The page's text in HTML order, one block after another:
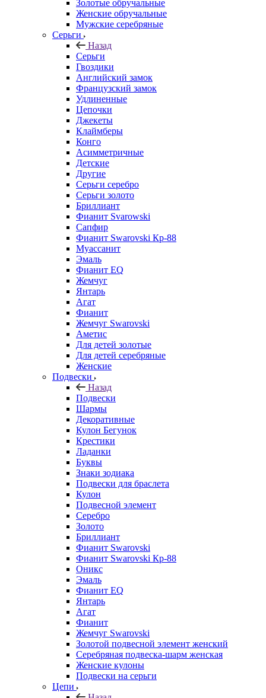
Золотые обручальные
Женские обручальные
Мужские серебряные
Серьги
Назад
Серьги
Гвоздики
Английский замок
Французский замок
Удлиненные
Цепочки
Джекеты
Клаймберы
Конго
Асимметричные
Детские
Другие
Серьги серебро
Серьги золото
Бриллиант
Фианит Svarowski
Сапфир
Фианит Swarovski Кр-88
Муассанит
Эмаль
Фианит EQ
Жемчуг
Янтарь
Агат
Фианит
Жемчуг Swarovski
Аметис
Для детей золотые
Для детей серебряные
Женские
Подвески
Назад
Подвески
Шармы
Декоративные
Кулон Бегунок
Крестики
Ладанки
Буквы
Знаки зодиака
Подвески для браслета
Кулон
Подвесной элемент
Серебро
Золото
Бриллиант
Фианит Swarovski
Фианит Swarovski Кр-88
Оникс
Эмаль
Фианит EQ
Янтарь
Агат
Фианит
Жемчуг Swarovski
Золотой подвесной элемент женcкий
Серебряная подвеска-шарм женская
Женские кулоны
Подвески на серьги
Цепи